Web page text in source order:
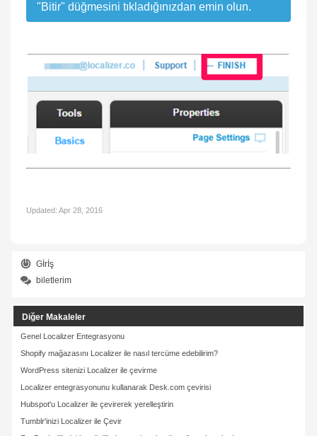
"Bitir" düğmesini tıkladığınızdan emin olun.
Updated: Apr 28, 2016
Gİrİş
biletlerim
Diğer Makaleler
Genel Localizer Entegrasyonu
Shopify mağazasını Localizer ile nasıl tercüme edebilirim?
WordPress sitenizi Localizer ile çevirme
Localizer entegrasyonunu kullanarak Desk.com çevirisi
Hubspot'u Localizer ile çevirerek yerelleştirin
Tumblr'inizi Localizer ile Çevir